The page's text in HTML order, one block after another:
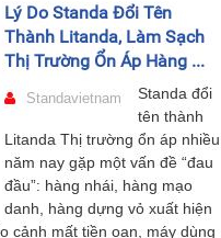
Lý Do Standa Đổi Tên
Thành Litanda, Làm Sạch
Thị Trường Ổn Áp Hàng ...
Standavietnam
Standa đổi
tên thành
Litanda Thị trường ổn áp nhiều
năm nay gặp một vấn đề “đau
đầu”: hàng nhái, hàng mạo
danh, hàng dựng vỏ xuất hiện
cảnh mất tiền oan, máy dùng